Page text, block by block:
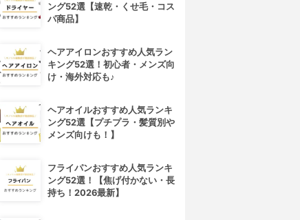
ング52選【速乾・くせ毛・コス
パ商品】
ヘアアイロンおすすめ人気ラン
キング52選！初心者・メンズ向
け・海外対応も♪
ヘアオイルおすすめ人気ランキ
ング52選【プチプラ・髪質別や
メンズ向けも！】
フライパンおすすめ人気ランキ
ング52選！【焦げ付かない・長
持ち！2026最新】